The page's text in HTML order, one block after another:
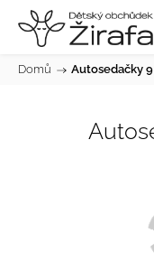
Domů / Autosedačky 9